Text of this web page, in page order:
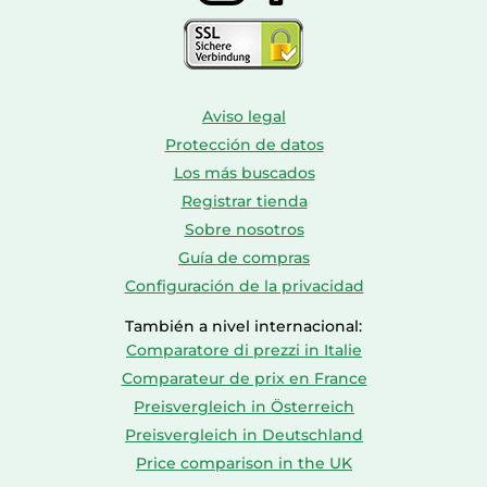
Aviso legal
Protección de datos
Los más buscados
Registrar tienda
Sobre nosotros
Guía de compras
Configuración de la privacidad
También a nivel internacional:
Comparatore di prezzi in Italie
Comparateur de prix en France
Preisvergleich in Österreich
Preisvergleich in Deutschland
Price comparison in the UK